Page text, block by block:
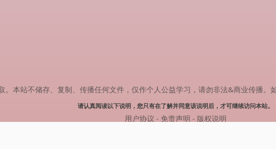
。本站不储存、复制、传播任何文件，仅作个人公益学习，请勿非法&商业传播
请认真阅读以下说明，您只有在了解并同意该说明后，才可继续访问本站。
用户协议 - 免责声明 - 版权说明